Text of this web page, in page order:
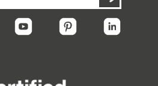
newsletter